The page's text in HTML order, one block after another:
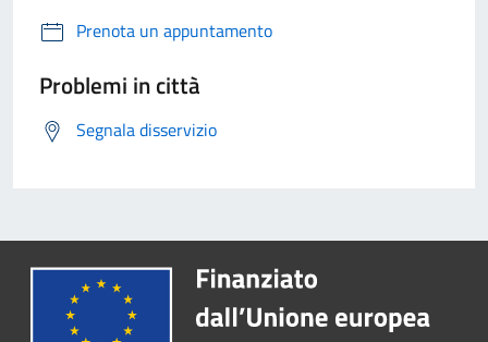
Prenota un appuntamento
Problemi in città
Segnala disservizio